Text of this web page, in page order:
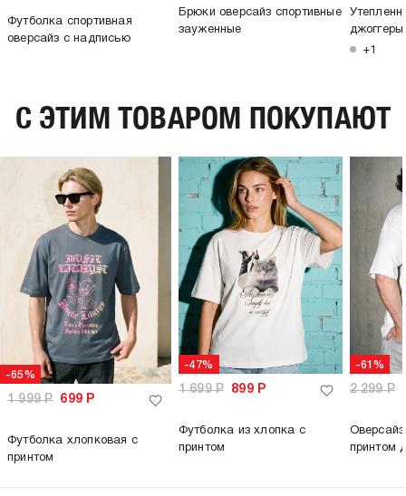
Футболка спортивная
оверсайз с надписью
Брюки оверсайз спортивные
зауженные
+1
C ЭТИМ ТОВАРОМ ПОКУПАЮТ
-65%
1 999Р 699 Р
Футболка хлопковая с
принтом
-47%
1 699Р 899Р
Футболка из хлопка с
принтом
-61%
2 299Р
принтом